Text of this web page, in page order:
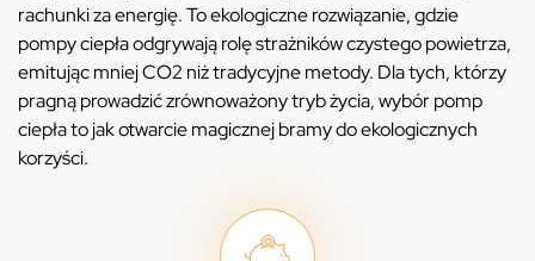
rachunki za energię. To ekologiczne rozwiązanie, gdzie
pompy ciepła odgrywają rolę strażników czystego powietrza,
emitując mniej CO2 niż tradycyjne metody. Dla tych, którzy
pragną prowadzić zrównoważony tryb życia, wybór pomp
ciepła to jak otwarcie magicznej bramy do ekologicznych
korzyści.